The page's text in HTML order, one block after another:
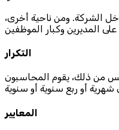
الشركة. ومن ناحية أخرى،
التكرار
من ذلك، يقوم المحاسبون
المعايير